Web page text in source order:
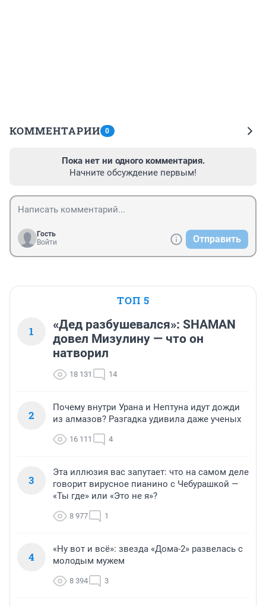
КОММЕНТАРИИ 0
Пока нет ни одного комментария.
Начните обсуждение первым!
Гость
Войти
Отправить
ТОП 5
1
«Дед разбушевался»: SHAMAN
довел Мизулину — что он
натворил
18 131 14
2
Почему внутри Урана и Нептуна идут дожди
из алмазов? Разгадка удивила даже ученых
16 111 4
3
Эта иллюзия вас запутает: что на самом деле
говорит вирусное пианино с Чебурашкой —
«Ты где» или «Это не я»?
8 977 1
4
«Ну вот и всё»: звезда «Дома-2» развелась с
молодым мужем
8 394 3